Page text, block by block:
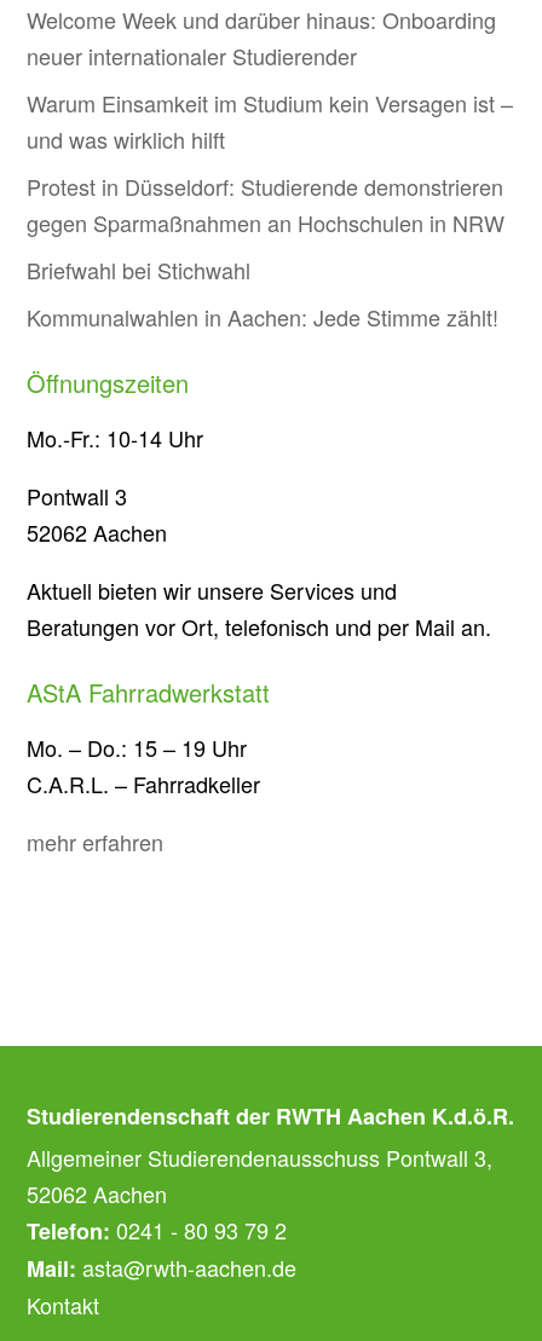
Welcome Week und darüber hinaus: Onboarding
neuer internationaler Studierender
Warum Einsamkeit im Studium kein Versagen ist –
und was wirklich hilft
Protest in Düsseldorf: Studierende demonstrieren
gegen Sparmaßnahmen an Hochschulen in NRW
Briefwahl bei Stichwahl
Kommunalwahlen in Aachen: Jede Stimme zählt!
Öffnungszeiten
Mo.-Fr.: 10-14 Uhr
Pontwall 3
52062 Aachen
Aktuell bieten wir unsere Services und
Beratungen vor Ort, telefonisch und per Mail an.
AStA Fahrradwerkstatt
Mo. – Do.: 15 – 19 Uhr
C.A.R.L. – Fahrradkeller
mehr erfahren
Studierendenschaft der RWTH Aachen K.d.ö.R.
Allgemeiner Studierendenausschuss Pontwall 3,
52062 Aachen
Telefon: 0241 - 80 93 79 2
Mail: asta@rwth-aachen.de
Kontakt